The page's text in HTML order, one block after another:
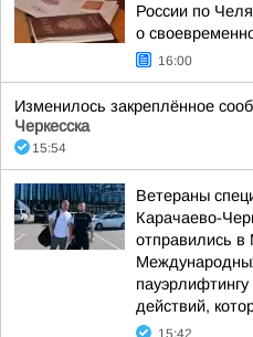
России по
о
16:00
Изменилось закреплённое
Черкесска
15:54
Ветераны
Карачаево-
отправились в
действий,
15:42